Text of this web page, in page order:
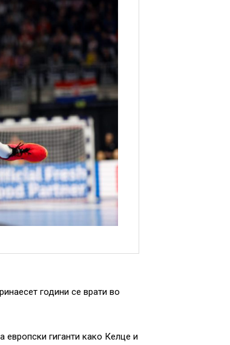
години се врати во
европски гиганти како Келце и